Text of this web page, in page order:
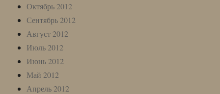
Октябрь 2012
Сентябрь 2012
Август 2012
Июль 2012
Июнь 2012
Май 2012
Апрель 2012